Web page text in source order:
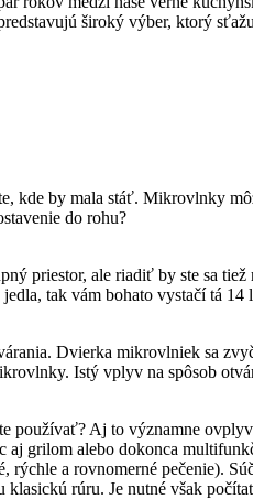
široký výber, ktorý
kde by mala stáť. Mikrovlnky
do rohu?
priestor, ale riadiť by ste sa
tak vám bohato vystačí tá
Dvierka mikrovlniek sa
Istý vplyv na spôsob
používať? Aj to významne
aj grilom alebo dokonca
rýchle a rovnomerné pečenie).
rúru. Je nutné však